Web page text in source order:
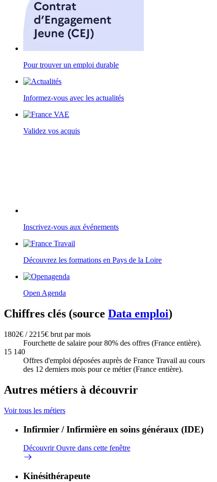
Pour trouver un emploi durable
Informez-vous avec les actualités
Validez vos acquis
Inscrivez-vous aux événements
Découvrez les formations en Pays de la Loire
Open Agenda
Chiffres clés (source Data emploi)
1802€ / 2215€ brut par mois
Fourchette de salaire pour 80% des offres (France entière).
15 140
Offres d'emploi déposées auprès de France Travail au cours
des 12 derniers mois pour ce métier (France entière).
Autres métiers à découvrir
Voir tous les métiers
Infirmier / Infirmière en soins généraux (IDE)
DécouvrirOuvre dans cette fenêtre
Kinésithérapeute